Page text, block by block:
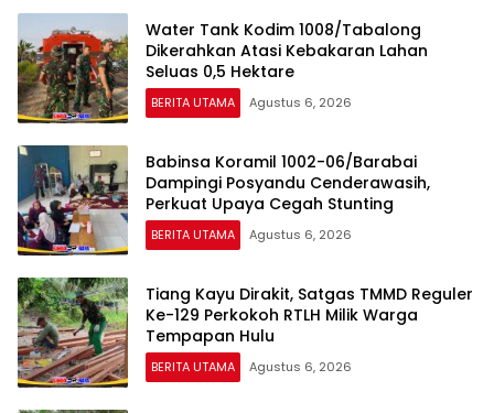
Water Tank Kodim 1008/Tabalong
Dikerahkan Atasi Kebakaran Lahan
Seluas 0,5 Hektare
BERITA UTAMA Agustus 6, 2026
Babinsa Koramil 1002-06/Barabai
Dampingi Posyandu Cenderawasih,
Perkuat Upaya Cegah Stunting
BERITA UTAMA Agustus 6, 2026
Tiang Kayu Dirakit, Satgas TMMD Reguler
Ke-129 Perkokoh RTLH Milik Warga
Tempapan Hulu
BERITA UTAMA Agustus 6, 2026